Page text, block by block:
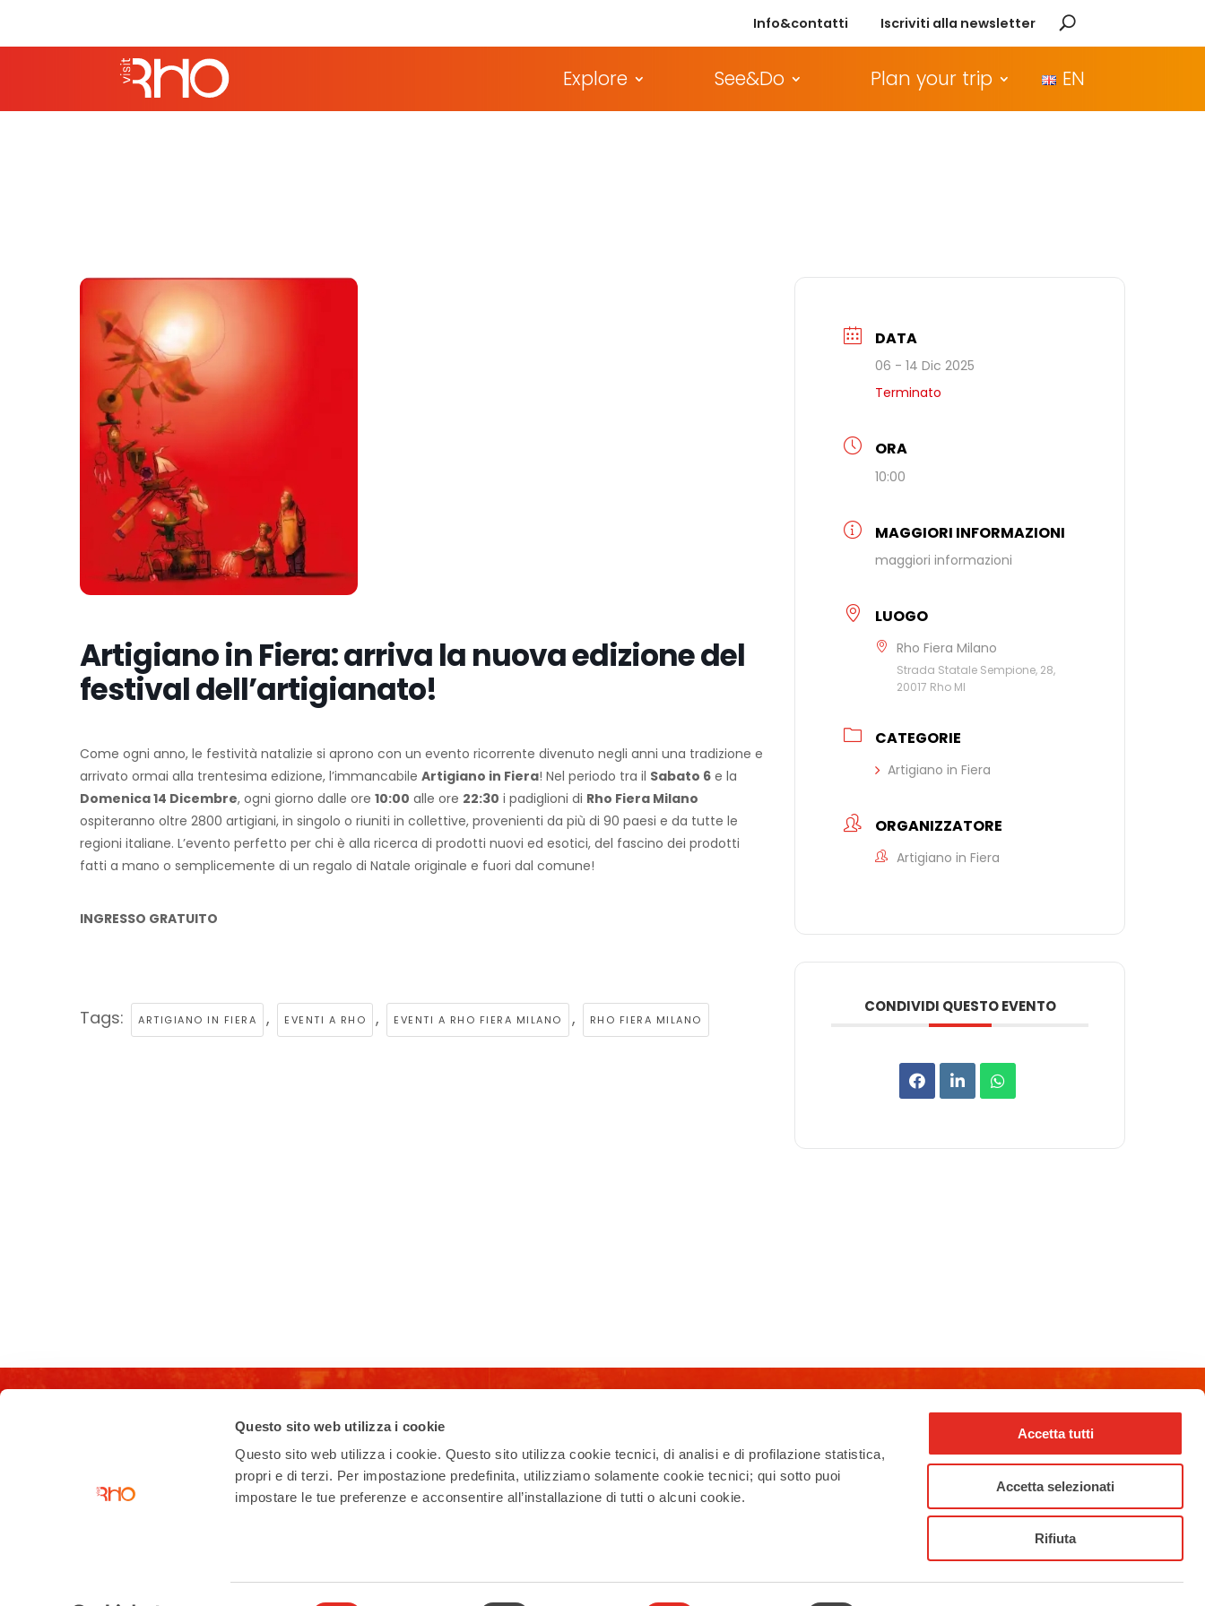
Questo sito web utilizza i cookie
Questo sito web utilizza i cookie. Questo sito utilizza cookie tecnici, di analisi e di profilazione statistica,
propri e di terzi. Per impostazione predefinita, utilizziamo solamente cookie tecnici; qui sotto puoi
impostare le tue preferenze e acconsentire all’installazione di tutti o alcuni cookie.
Accetta tutti
Accetta selezionati
Rifiuta
Info&contatti Iscriviti alla newsletter
Explore See&Do Plan your trip EN
Artigiano in Fiera: arriva la nuova edizione del
festival dell’artigianato!
Come ogni anno, le festività natalizie si aprono con un evento ricorrente divenuto negli anni una tradizione e
arrivato ormai alla trentesima edizione, l’immancabile Artigiano in Fiera! Nel periodo tra il Sabato 6 e la
Domenica 14 Dicembre, ogni giorno dalle ore 10:00 alle ore 22:30 i padiglioni di Rho Fiera Milano
ospiteranno oltre 2800 artigiani, in singolo o riuniti in collettive, provenienti da più di 90 paesi e da tutte le
regioni italiane. L’evento perfetto per chi è alla ricerca di prodotti nuovi ed esotici, del fascino dei prodotti
fatti a mano o semplicemente di un regalo di Natale originale e fuori dal comune!
INGRESSO GRATUITO
Tags: ARTIGIANO IN FIERA , EVENTI A RHO , EVENTI A RHO FIERA MILANO , RHO FIERA MILANO
DATA
06 - 14 Dic 2025
Terminato
ORA
10:00
MAGGIORI INFORMAZIONI
maggiori informazioni
LUOGO
Rho Fiera Milano
Strada Statale Sempione, 28,
20017 Rho MI
CATEGORIE
Artigiano in Fiera
ORGANIZZATORE
Artigiano in Fiera
CONDIVIDI QUESTO EVENTO
Contatti
Ricevi la nostra newsletter con eventi,
esperienze, news, appuntamenti e offerte
per vivere al meglio il tuo soggiorno a Rho!
rho_nel_mondo_